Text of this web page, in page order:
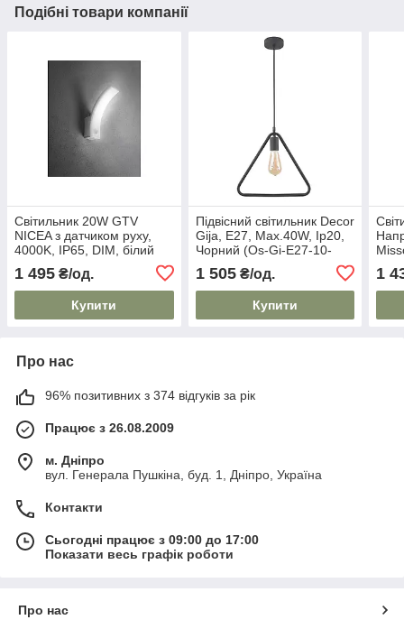
Подібні товари компанії
Світильник 20W GTV
NICEA з датчиком руху,
4000K, IP65, DIM, білий
1 495 ₴/од.
Купити
Підвісний світильник Decor
Gija, E27, Max.40W, Ip20,
Чорний (Os-Gi-E27-10-
1 505₴/од.
Купити
(Ld-
1
Про нас
96% позитивних з 374 відгуків за рік
Працює з 26.08.2009
м. Дніпро
вул. Генерала Пушкіна, буд. 1, Дніпро, Україна
Контакти
Сьогодні працює з 09:00 до 17:00
Показати весь графік роботи
Про нас